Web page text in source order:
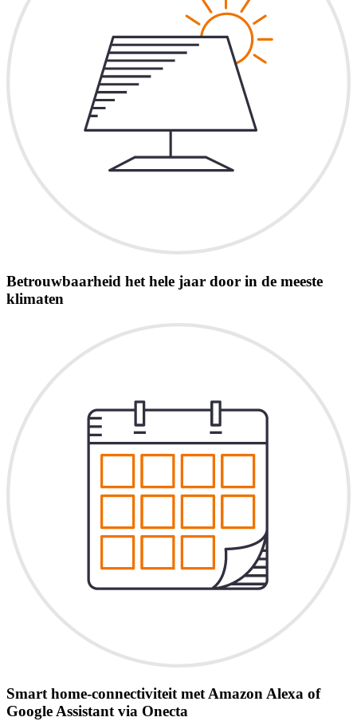
Betrouwbaarheid het hele jaar door in de meeste
klimaten
Smart home-connectiviteit met Amazon Alexa of
Google Assistant via Onecta